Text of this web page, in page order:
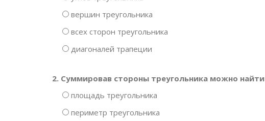
вершин треугольника
всех сторон треугольника
диагоналей трапеции
2. Суммировав стороны треугольника можно найти
площадь треугольника
периметр треугольника